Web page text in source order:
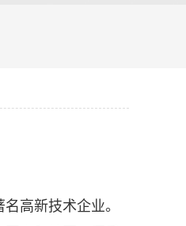
高新技术企业。